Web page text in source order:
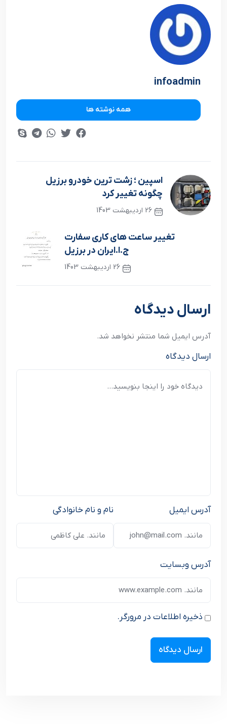
infoadmin
همه نوشته ها
اسپین ؛ زشت ترین خودرو برزیل
چگونه تغییر کرد
26 اردیبهشت 1403
تغییر ساعت های کاری سفارت
ج.ا.ایران در برزیل
26 اردیبهشت 1403
نوشته بعدی
ارسال دیدگاه
آدرس ایمیل شما منتشر نخواهد شد.
ارسال دیدگاه
نام و نام خانوادگی آدرس ایمیل
آدرس وبسایت
ذخیره اطلاعات در مرورگر.